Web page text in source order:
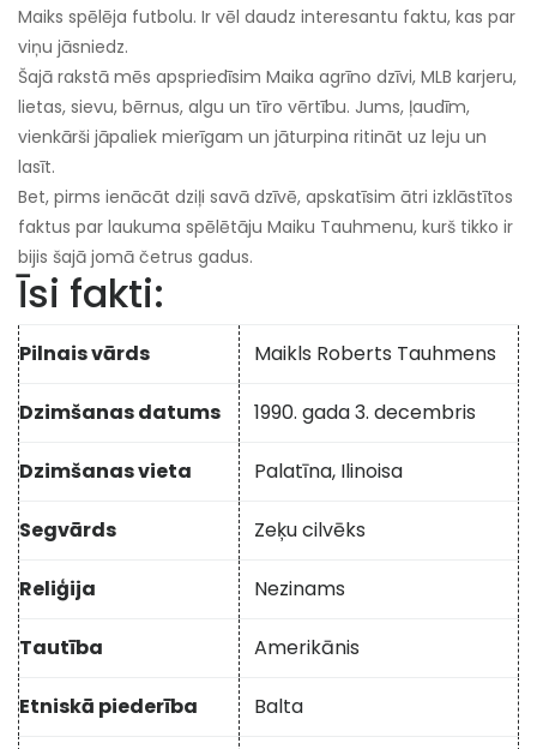
Maiks spēlēja futbolu. Ir vēl daudz interesantu faktu, kas par
viņu jāsniedz.
Šajā rakstā mēs apspriedīsim Maika agrīno dzīvi, MLB karjeru,
lietas, sievu, bērnus, algu un tīro vērtību. Jums, ļaudīm,
vienkārši jāpaliek mierīgam un jāturpina ritināt uz leju un
lasīt.
Bet, pirms ienācāt dziļi savā dzīvē, apskatīsim ātri izklāstītos
faktus par laukuma spēlētāju Maiku Tauhmenu, kurš tikko ir
bijis šajā jomā četrus gadus.
Īsi fakti:
Pilnais vārds Maikls Roberts Tauhmens
Dzimšanas datums 1990. gada 3. decembris
Dzimšanas vieta Palatīna, Ilinoisa
Segvārds Zeķu cilvēks
Reliģija Nezinams
Tautība Amerikānis
Etniskā piederība Balta